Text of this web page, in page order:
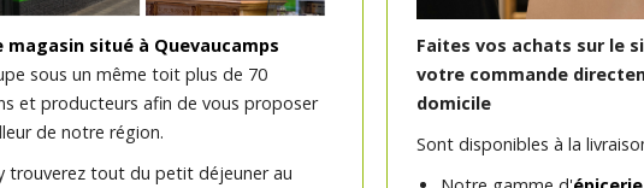
magasin situé à Quevaucamps
sous un même toit plus de 70
et producteurs afin de vous proposer
de notre région.
trouverez tout du petit déjeuner au
Faites vos achats sur le
votre commande
domicile
Sont disponibles à la
Curcuma bio poudre 80g